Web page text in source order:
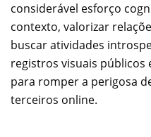
considerável esforço
contexto, valorizar
buscar atividades
registros visuais públicos
para romper a perigosa
terceiros online.